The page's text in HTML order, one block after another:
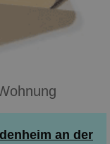
an der